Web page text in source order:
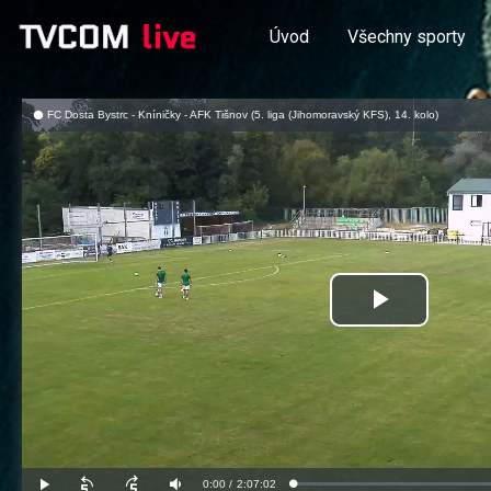
Úvod Všechny sporty
Přehrát
video
Aktuální
0:00 / Doba
2:07:02 Načteno:
FC Dosta Bystrc - Kníničky - AFK Tišnov (5. liga (Jihomoravský KFS), 14. kolo)